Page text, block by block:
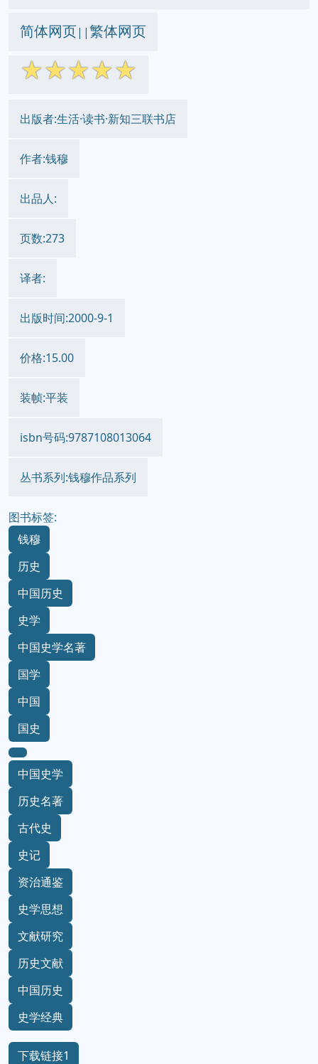
简体网页||繁体网页
☆☆☆☆☆
出版者:生活·读书·新知三联书店
作者:钱穆
出品人:
页数:273
译者:
出版时间:2000-9-1
价格:15.00
装帧:平装
isbn号码:9787108013064
丛书系列:钱穆作品系列
图书标签:
钱穆
历史
中国历史
史学
中国史学名著
国学
中国
国史
中国史学
历史名著
古代史
史记
资治通鉴
史学思想
文献研究
历史文献
中国历史
史学经典
下载链接1